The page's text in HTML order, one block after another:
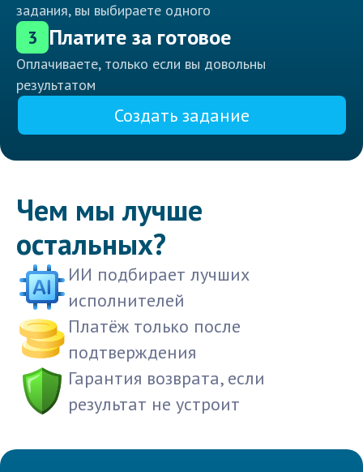
задания, вы выбираете одного
3 Платите за готовое
Оплачиваете, только если вы довольны
результатом
Создать задание
Чем мы лучше
остальных?
ИИ подбирает лучших
исполнителей
Платёж только после
подтверждения
Гарантия возврата, если
результат не устроит